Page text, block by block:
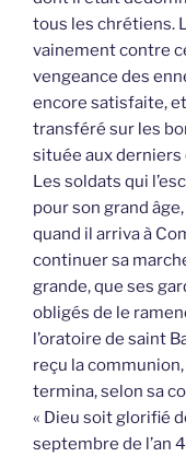
tous les chrétiens.
vainement contre
vengeance des
encore satisfaite,
transféré sur les
située aux derniers
Les soldats qui
pour son grand
quand il arriva à
continuer sa
grande, que ses
obligés de le
l’oratoire de saint
reçu la communion,
termina, selon sa
« Dieu soit glorifié
septembre de l’an